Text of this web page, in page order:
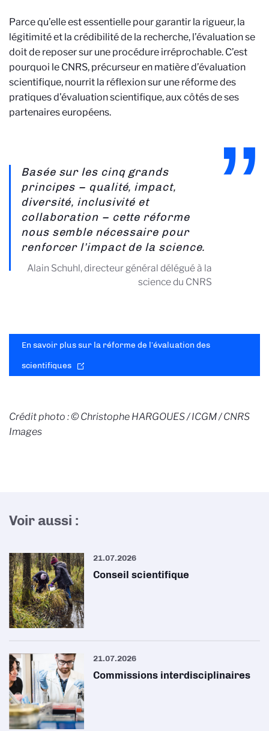
Parce qu’elle est essentielle pour garantir la rigueur, la
légitimité et la crédibilité de la recherche, l’évaluation se
doit de reposer sur une procédure irréprochable. C’est
pourquoi le CNRS, précurseur en matière d’évaluation
scientifique, nourrit la réflexion sur une réforme des
pratiques d’évaluation scientifique, aux côtés de ses
partenaires européens.
Basée sur les cinq grands
principes – qualité, impact,
diversité, inclusivité et
collaboration – cette réforme
nous semble nécessaire pour
renforcer l’impact de la science.
Alain Schuhl, directeur général délégué à la
science du CNRS
En savoir plus sur la réforme de l’évaluation des
scientifiques
Crédit photo : © Christophe HARGOUES / ICGM / CNRS
Images
Voir aussi :
21.07.2026
Conseil scientifique
21.07.2026
Commissions interdisciplinaires